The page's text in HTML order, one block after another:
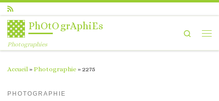
Passer au contenu
PhOtOgrAphiEs
Photographies
Search
Accueil » Photographie » 2275
PHOTOGRAPHIE